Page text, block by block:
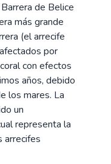
de Belice
más grande
(el arrecife
por
con efectos
años, debido
los mares. La
un
representa la
arrecifes